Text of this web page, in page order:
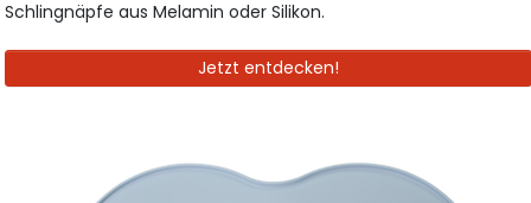
Schlingnäpfe aus Melamin oder Silikon.
Jetzt entdecken!